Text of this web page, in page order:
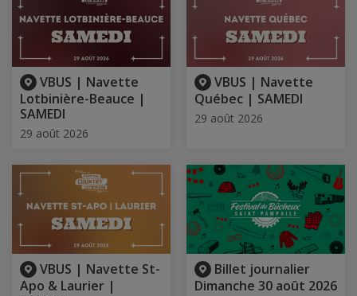
VBUS | Navette
Lotbinière-Beauce |
SAMEDI
29 août 2026
VBUS | Navette
Québec | SAMEDI
29 août 2026
VBUS | Navette St-
Apo & Laurier |
Billet journalier
Dimanche 30 août 2026